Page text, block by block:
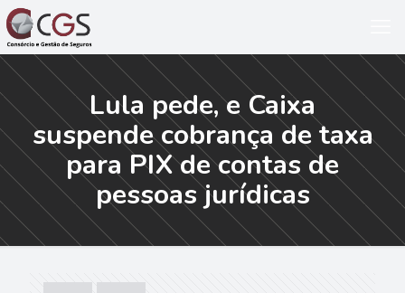
Lula pede, e Caixa
suspende cobrança de taxa
para PIX de contas de
pessoas jurídicas